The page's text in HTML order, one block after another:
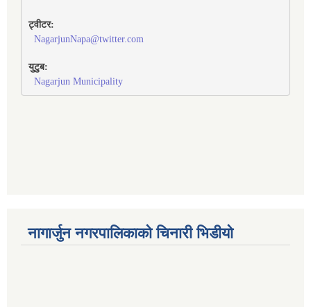
ट्वीटर:
NagarjunNapa@twitter.com
युटुब:
Nagarjun Municipality
नागार्जुन नगरपालिकाको चिनारी भिडीयो